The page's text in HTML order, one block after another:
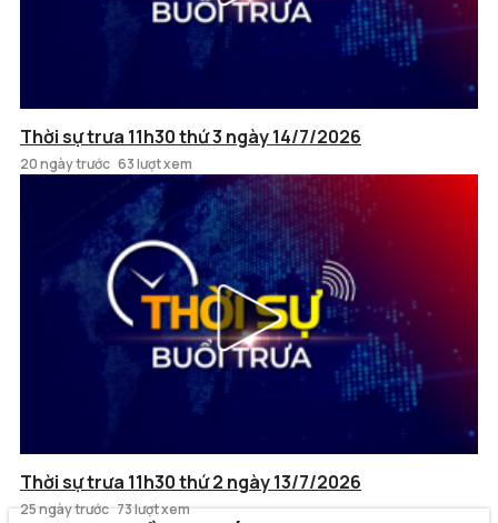
Thời sự trưa 11h30 thứ 3 ngày 14/7/2026
20 ngày trước 63 lượt xem
Thời sự trưa 11h30 thứ 2 ngày 13/7/2026
25 ngày trước 73 lượt xem